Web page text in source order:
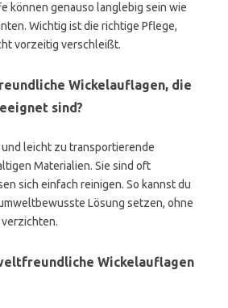
können genauso langlebig sein wie
Wichtig ist die richtige Pflege,
vorzeitig verschleißt.
Wickelauflagen, die
sind?
und leicht zu transportierende
Materialien. Sie sind oft
sich einfach reinigen. So kannst du
Lösung setzen, ohne
Wickelauflagen